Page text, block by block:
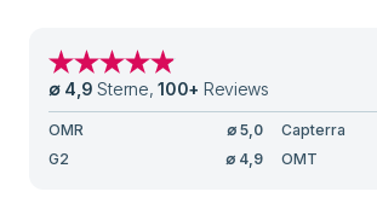
∅ 4,9 Sterne,100+ Reviews
OMR ∅ 5,0 Capterra
G2
∅ 4,9 OMT